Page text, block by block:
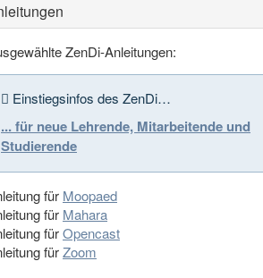
ZenDi-Anleitungen:
Einstiegsinfos des ZenDi…
... für neue Lehrende, Mitarbeitende und
Studierende
für Moopaed
für Mahara
fürOpencast
fürZoom